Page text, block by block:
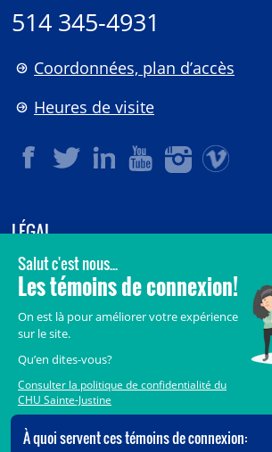
514 345-4931
Coordonnées, plan d’accès
Heures de visite
LÉGAL
© 2006-2026CHU Sainte-Justine.
Tous droits réservés.
Accès aux documents des organismes